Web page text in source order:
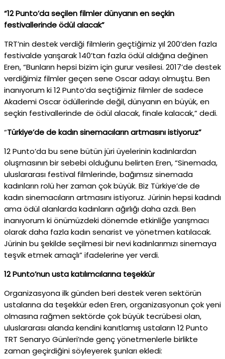
“12 Punto’da seçilen filmler dünyanın en seçkin
festivallerinde ödül alacak”
TRT’nin destek verdiği filmlerin geçtiğimiz yıl 200’den fazla
festivalde yarışarak 140’tan fazla ödül aldığına değinen
Eren, “Bunların hepsi bizim için gurur vesilesi. 2017’de destek
verdiğimiz filmler geçen sene Oscar adayı olmuştu. Ben
inanıyorum ki 12 Punto’da seçtiğimiz filmler de sadece
Akademi Oscar ödüllerinde değil, dünyanın en büyük, en
seçkin festivallerinde de ödül alacak, finale kalacak,” dedi.
“Türkiye’de de kadın sinemacıların artmasını istiyoruz”
12 Punto’da bu sene bütün jüri üyelerinin kadınlardan
oluşmasının bir sebebi olduğunu belirten Eren, “Sinemada,
uluslararası festival filmlerinde, bağımsız sinemada
kadınların rolü her zaman çok büyük. Biz Türkiye’de de
kadın sinemacıların artmasını istiyoruz. Jürinin hepsi kadındı
ama ödül alanlarda kadınların ağırlığı daha azdı. Ben
inanıyorum ki önümüzdeki dönemde etkinliğe yarışmacı
olarak daha fazla kadın senarist ve yönetmen katılacak.
Jürinin bu şekilde seçilmesi bir nevi kadınlarımızı sinemaya
teşvik etmek amaçlı” ifadelerine yer verdi.
12 Punto’nun usta katılımcılarına teşekkür
Organizasyona ilk günden beri destek veren sektörün
ustalarına da teşekkür eden Eren, organizasyonun çok yeni
olmasına rağmen sektörde çok büyük tecrübesi olan,
uluslararası alanda kendini kanıtlamış ustaların 12 Punto
TRT Senaryo Günleri’nde genç yönetmenlerle birlikte
zaman geçirdiğini söyleyerek şunları ekledi: